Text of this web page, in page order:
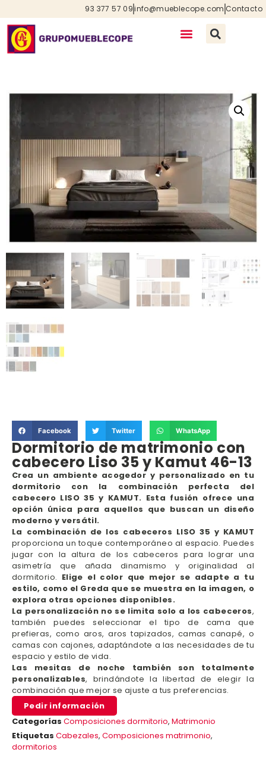
93 377 57 09info@mueblecope.com Contacto
Facebook Twitter WhatsApp
Dormitorio de matrimonio con
cabecero Liso 35 y Kamut 46-13
Crea un ambiente acogedor y personalizado en tu
dormitorio con la combinación perfecta del
cabecero LISO 35 y KAMUT. Esta fusión ofrece una
opción única para aquellos que buscan un diseño
moderno y versátil.
La combinación de los cabeceros LISO 35 y KAMUT
proporciona un toque contemporáneo al espacio. Puedes
jugar con la altura de los cabeceros para lograr una
asimetría que añada dinamismo y originalidad al
dormitorio. Elige el color que mejor se adapte a tu
estilo, como el Greda que se muestra en la imagen, o
explora otras opciones disponibles.
La personalización no se limita solo a los cabeceros,
también puedes seleccionar el tipo de cama que
prefieras, como aros, aros tapizados, camas canapé, o
camas con cajones, adaptándote a las necesidades de tu
espacio y estilo de vida.
Las mesitas de noche también son totalmente
personalizables, brindándote la libertad de elegir la
combinación que mejor se ajuste a tus preferencias.
Pedir información
Categorías Composiciones dormitorio, Matrimonio
Etiquetas Cabezales, Composiciones matrimonio,
dormitorios